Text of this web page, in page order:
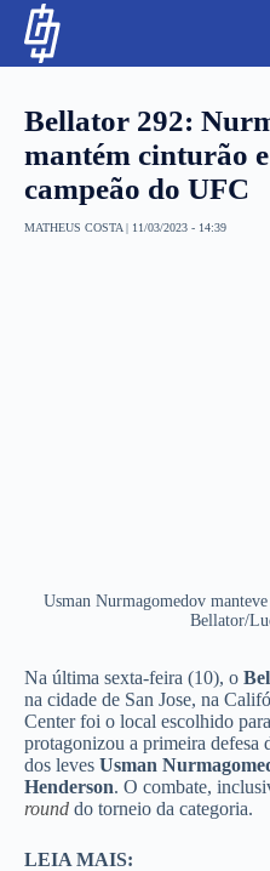
Bellator 292:
mantém cinturão
campeão do UFC
MATHEUS COSTA | 11/03/2023 - 14:39
Usman Nurmagomedov
Bellator/
Na última sexta-feira (10), o
na cidade de San Jose, na
Center foi o local escolhido
protagonizou a primeira defesa
dos leves Usman
Henderson. O combate,
round do torneio da categoria.
LEIA MAIS: